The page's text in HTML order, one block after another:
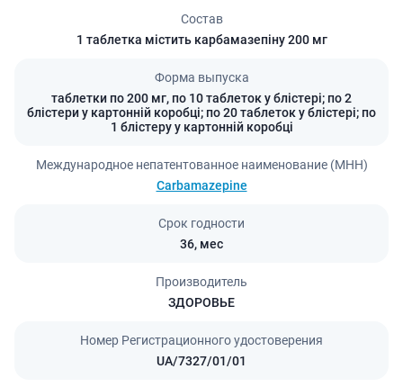
Состав
1 таблетка містить карбамазепіну 200 мг
Форма выпуска
таблетки по 200 мг, по 10 таблеток у блістері; по 2
блістери у картонній коробці; по 20 таблеток у блістері; по
1 блістеру у картонній коробці
Международное непатентованное наименование (МНН)
Carbamazepine
Срок годности
36, мес
Производитель
ЗДОРОВЬЕ
Номер Регистрационного удостоверения
UA/7327/01/01